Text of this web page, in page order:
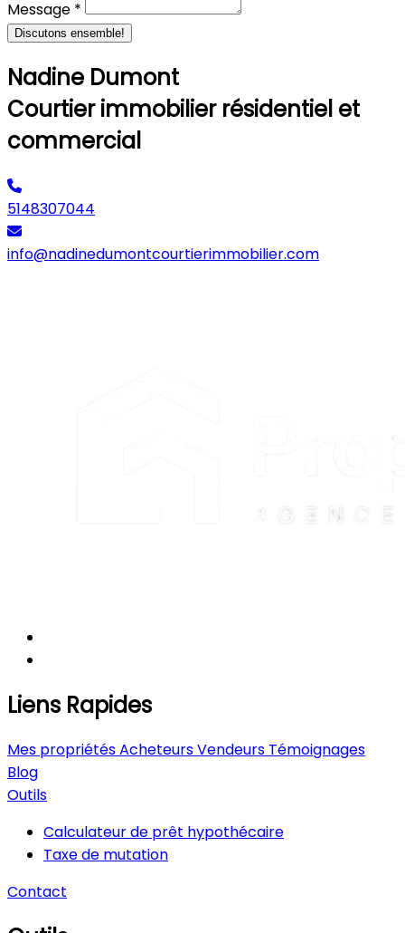
Message *
Discutons ensemble!
Nadine Dumont
Courtier immobilier résidentiel et
commercial
5148307044
info@nadinedumontcourtierimmobilier.com
Liens Rapides
Mes propriétésAcheteursVendeurs Témoignages
Blog
Outils
Calculateur de prêt hypothécaire
Taxe de mutation
Contact